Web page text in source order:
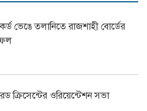
ভেঙে তলানিতে রাজশাহী বোর্ডের
ক্রিসেন্টের ওরিয়েন্টেশন সভা